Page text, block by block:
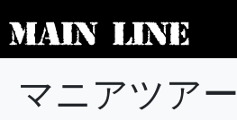
マニアツアー